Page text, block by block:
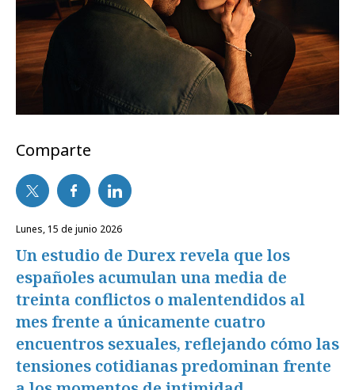
Comparte
lunes, 15 de junio 2026
Un estudio de Durex revela que los
españoles acumulan una media de
treinta conflictos o malentendidos al
mes frente a únicamente cuatro
encuentros sexuales, reflejando cómo las
tensiones cotidianas predominan frente